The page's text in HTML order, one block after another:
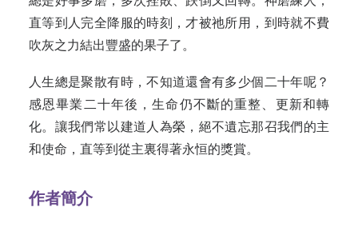
直等到人完全降服的時刻，才被祂所用，到時就不費
吹灰之力結出豐盛的果子了。
人生總是聚散有時，不知道還會有多少個二十年呢？
感恩畢業二十年後，生命仍不斷的重整、更新和轉
化。讓我們常以建道人為榮，絕不遺忘那召我們的主
和使命，直等到從主裏得著永恒的獎賞。
作者簡介